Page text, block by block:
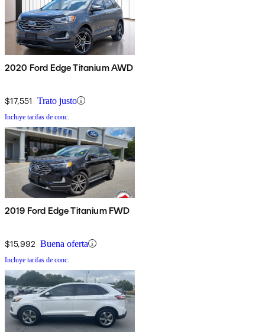
2020 Ford Edge Titanium AWD
$17,551 Trato justo
Incluye tarifas de conc.
2019 Ford Edge Titanium FWD
$15,992 Buena oferta
Incluye tarifas de conc.